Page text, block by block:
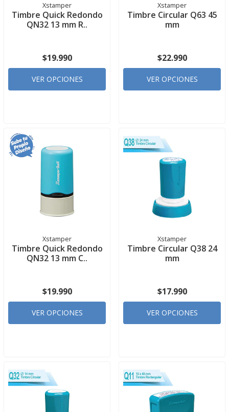
Xstamper
Timbre Quick Redondo
QN32 13 mm R..
$19.990
VER OPCIONES
Xstamper
Timbre Circular Q63 45
mm
$22.990
VER OPCIONES
Xstamper
Timbre Quick Redondo
QN32 13 mm C..
$19.990
VER OPCIONES
Xstamper
Timbre Circular Q38 24
mm
$17.990
VER OPCIONES